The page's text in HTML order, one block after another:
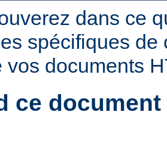
dans ce
spécifiques de
vos documents
ce